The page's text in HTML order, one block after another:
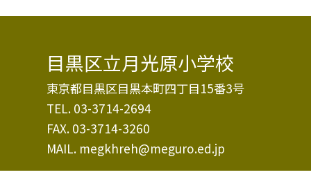
目黒区立月光原小学校
東京都目黒区目黒本町四丁目15番3号
TEL. 03-3714-2694
FAX. 03-3714-3260
MAIL. megkhreh@meguro.ed.jp